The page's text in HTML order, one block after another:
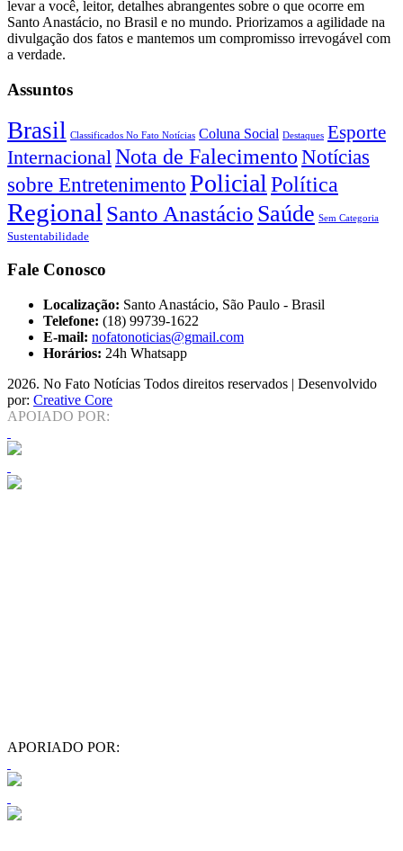
levar a você, leitor, detalhes abrangentes sobre o que ocorre em
Santo Anastácio, no Brasil e no mundo. Priorizamos a agilidade na
divulgação dos fatos e mantemos um compromisso irrevogável com
a verdade.
Assuntos
Brasil Classificados No Fato Notícias Coluna Social Destaques Esporte
Internacional Nota de FalecimentoNotícias
sobre EntretenimentoPolicial Política
Regional Santo Anastácio Saúde Sem Categoria
Sustentabilidade
Fale Conosco
Localização: Santo Anastácio, São Paulo - Brasil
Telefone: (18) 99739-1622
E-mail: nofatonoticias@gmail.com
Horários: 24h Whatsapp
2026. No Fato Notícias Todos direitos reservados | Desenvolvido
por: Creative Core
APOIADO POR:
APORIADO POR: